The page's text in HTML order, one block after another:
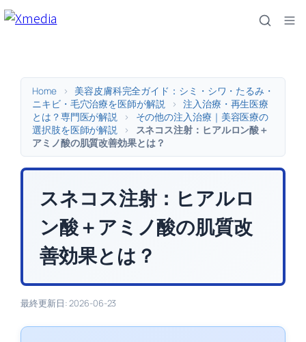
内
Home >
美容皮膚科完全ガイド：シミ・シワ・たるみ・
ニキビ・毛穴治療を医師が解説
>
注入治療・再生医療
とは？専門医が解説
>
その他の注入治療｜美容医療の
選択肢を医師が解説
>
スネコス注射：ヒアルロン酸＋
アミノ酸の肌質改善効果とは？
スネコス注射：ヒアルロ
ン酸＋アミノ酸の肌質改
善効果とは？
最終更新日: 2026-06-23